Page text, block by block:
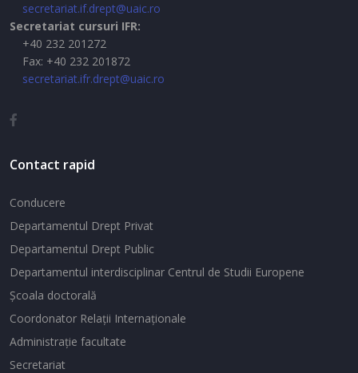
secretariat.if.drept@uaic.ro
Secretariat cursuri IFR:
+40 232 201272
Fax: +40 232 201872
secretariat.ifr.drept@uaic.ro
Contact rapid
Conducere
Departamentul Drept Privat
Departamentul Drept Public
Departamentul interdisciplinar Centrul de Studii Europene
Şcoala doctorală
Coordonator Relaţii Internaţionale
Administraţie facultate
Secretariat